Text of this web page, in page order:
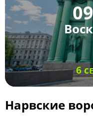
6
Нарвские